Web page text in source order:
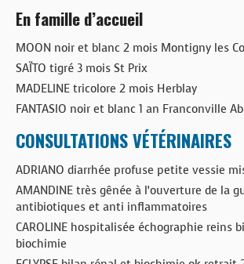
En famille d’accueil
MOON noir et blanc 2 mois Montigny les
SAÏTO tigré 3 mois St Prix
MADELINE tricolore 2 mois Herblay
FANTASIO noir et blanc 1 an Franconville
CONSULTATIONS VÉTÉRINAIRES
ADRIANO diarrhée profuse petite vessie
AMANDINE très gênée à l’ouverture de la
antibiotiques et anti inflammatoires
CAROLINE hospitalisée échographie reins
biochimie